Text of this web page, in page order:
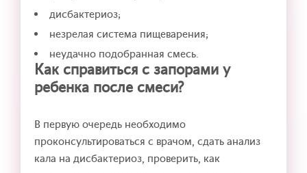
дисбактериоз;
незрелая система пищеварения;
неудачно подобранная смесь.
Как справиться с запорами у
ребенка после смеси?
В первую очередь необходимо
проконсультироваться с врачом, сдать анализ
кала на дисбактериоз, проверить, как